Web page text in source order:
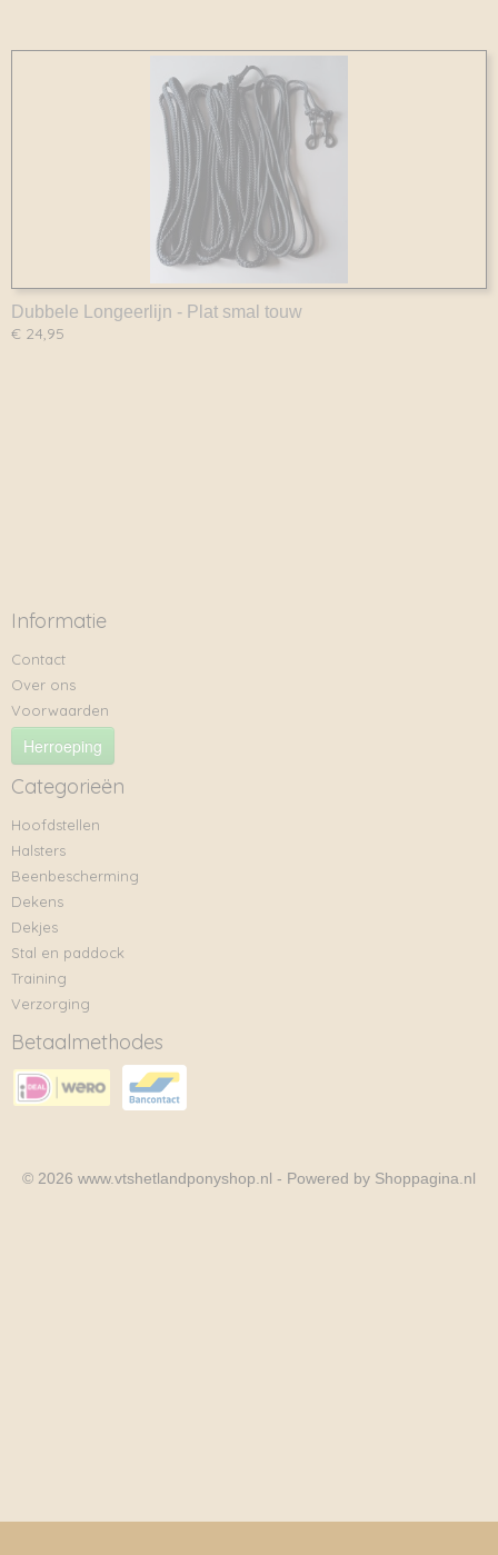
Dubbele Longeerlijn - Plat smal touw
€ 24,95
Informatie
Contact
Over ons
Voorwaarden
Herroeping
Categorieën
Hoofdstellen
Halsters
Beenbescherming
Dekens
Dekjes
Stal en paddock
Training
Verzorging
Betaalmethodes
© 2026 www.vtshetlandponyshop.nl - Powered by Shoppagina.nl